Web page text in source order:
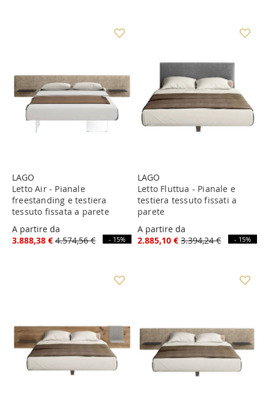
LAGO
Letto Air - Pianale
freestanding e testiera
tessuto fissata a parete
A partire da
3.888,38 € 4.574,56 € - 15%
LAGO
Letto Fluttua - Pianale e
testiera tessuto fissati a
parete
A partire da
2.885,10 € 3.394,24 € - 15%